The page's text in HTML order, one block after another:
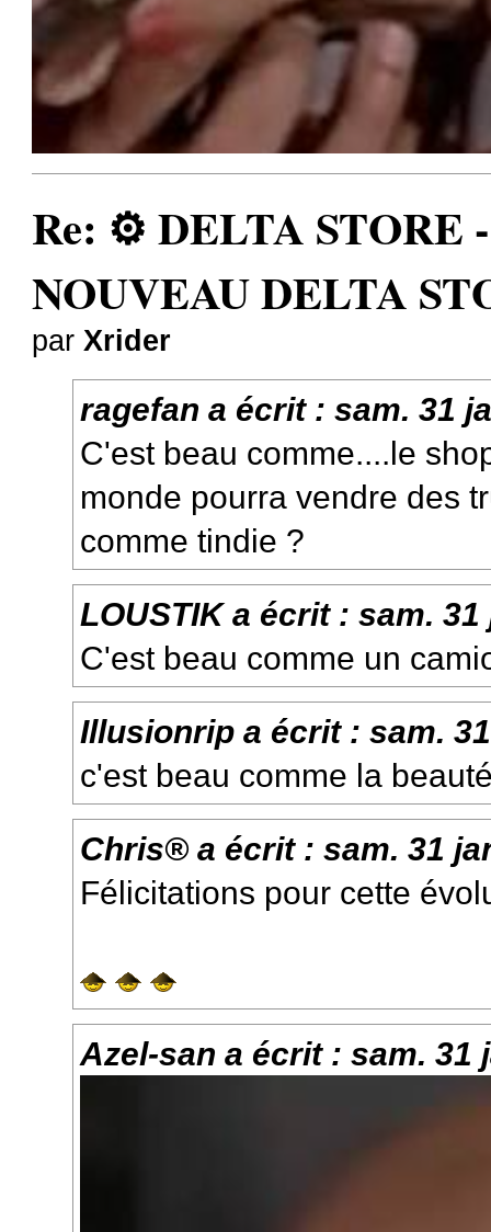
Re: ⚙️ DELTA STORE
NOUVEAU DELTA
par Xrider
ragefan a écrit :sam. 31
C'est beau comme....le
monde pourra vendre des
comme tindie ?
LOUSTIKa écrit :sam. 31
C'est beau comme un
Illusionrip a écrit :sam.
c'est beau comme la
Chris® a écrit :sam. 31
Félicitations pour cette
Azel-san a écrit :sam. 31